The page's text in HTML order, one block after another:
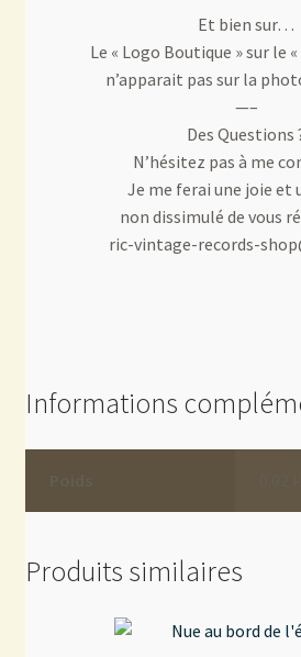
Et bien sur…
Le « Logo Boutique » sur le
n’apparait pas sur la
—–
Des Questions
N’hésitez pas à me
Je me ferai une joie et
non dissimulé de vous
ric-vintage-records-
Informations
Poids
Produits similaires